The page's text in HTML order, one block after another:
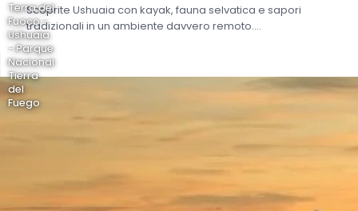
Scoprite Ushuaia con kayak, fauna selvatica e sapori
tradizionali in un ambiente davvero remoto....
Terra del
Fuoco -
Ushuaia
- Parque
Nacional
Tierra
del
Fuego